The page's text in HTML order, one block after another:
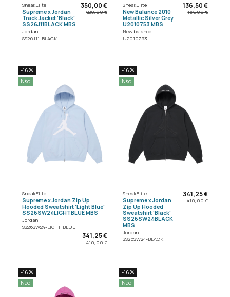
SneakElite
Supreme x Jordan
Track Jacket 'Black'
SS26J11BLACK MBS
Jordan
SS26J11-BLACK
350,00 €
420,00 €
SneakElite
New Balance 2010
Metallic Silver Grey
U2010753 MBS
New balance
U2010753
136,50 €
164,00 €
-16%
Νέο
SneakElite
Supreme x Jordan Zip Up
Hooded Sweatshirt 'Light Blue'
SS26SW24LIGHTBLUE MBS
Jordan
SS26SW24-LIGHT-BLUE
341,25 €
410,00 €
-16%
Νέο
SneakElite
Supreme x Jordan
Zip Up Hooded
Sweatshirt 'Black'
SS26SW24BLACK
MBS
Jordan
SS26SW24-BLACK
341,25 €
410,00 €
-16%
Νέο
-16%
Νέο